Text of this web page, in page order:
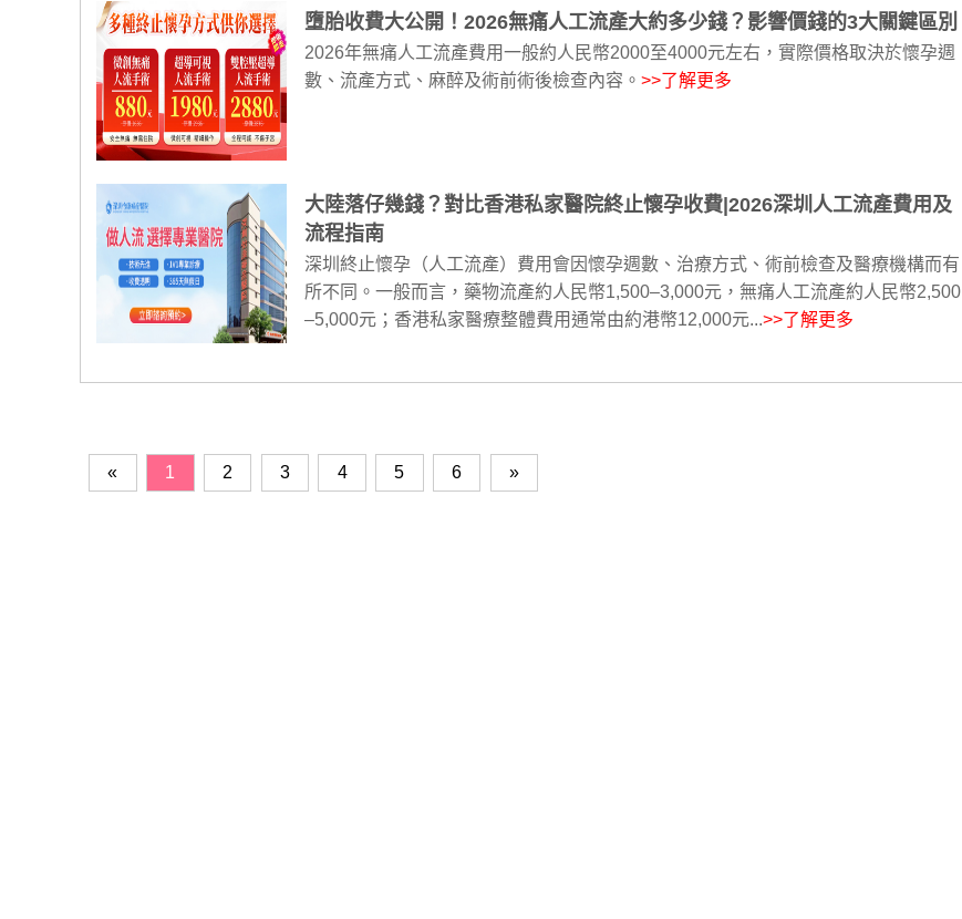
墮胎收費大公開！2026無痛人工流產大約多少錢？影響價錢的3大關鍵區別
2026年無痛人工流產費用一般約人民幣2000至4000元左右，實際價格取決於懷孕週
數、流產方式、麻醉及術前術後檢查內容。>>了解更多
大陸落仔幾錢？對比香港私家醫院終止懷孕收費|2026深圳人工流產費用及
流程指南
深圳終止懷孕（人工流產）費用會因懷孕週數、治療方式、術前檢查及醫療機構而有
所不同。一般而言，藥物流產約人民幣1,500–3,000元，無痛人工流產約人民幣2,500
–5,000元；香港私家醫療整體費用通常由約港幣12,000元...>>了解更多
« 1 2 3 4 5 6 »